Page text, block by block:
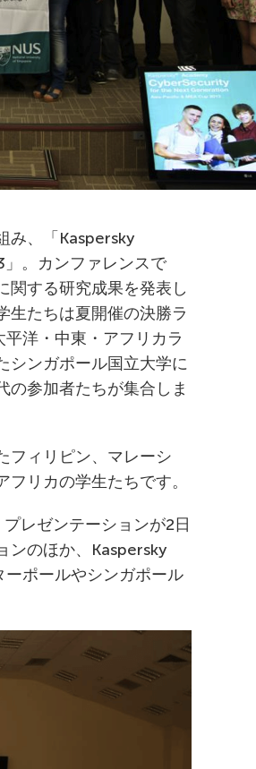
み、「Kaspersky
。カンファレンスで
関する研究成果を発表し
生たちは夏開催の決勝ラ
洋・中東・アフリカラ
シンガポール国立大学に
の参加者たちが集合しま
フィリピン、マレーシ
リカの学生たちです。
レゼンテーションが2日
ンのほか、Kaspersky
ポールやシンガポール